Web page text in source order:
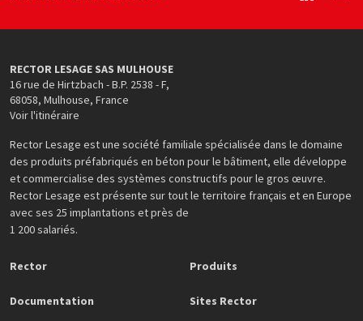
RECTOR LESAGE SAS MULHOUSE
16 rue de Hirtzbach - B.P. 2538 - F,
68058, Mulhouse, France
Voir l'itinéraire
Rector Lesage est une société familiale spécialisée dans le domaine
des produits préfabriqués en béton pour le bâtiment, elle développe
et commercialise des systèmes constructifs pour le gros œuvre.
Rector Lesage est présente sur tout le territoire français et en Europe
avec ses 25 implantations et près de
1 200 salariés.
Rector Produits
Documentation Sites Rector